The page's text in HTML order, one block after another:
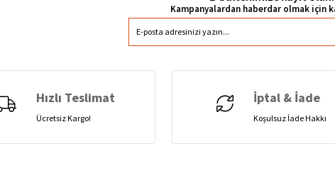
Hızlı Teslimat
Ücretsiz Kargo!
İptal & İade
Koşulsuz İade Hakkı